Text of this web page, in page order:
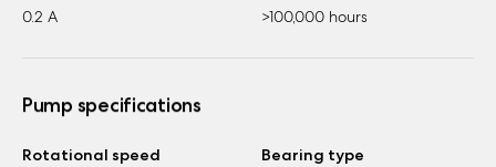
0.2 A
>100,000 hours
Pump specifications
Rotational speed
Bearing type